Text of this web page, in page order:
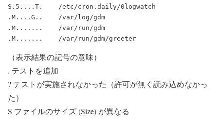
S.5....T.    /etc/cron.daily/0logwatch
.M....G..    /var/log/gdm
.M.......    /var/run/gdm
（表示結果の記号の意味）
. テストを追加
? テストが実施されなかった（許可が無く読み込めなかっ
た）
S ファイルのサイズ (Size) が異なる